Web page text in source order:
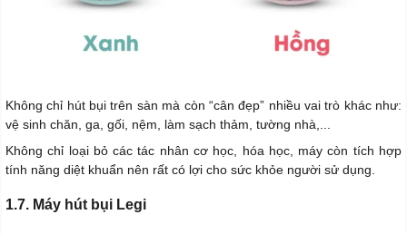
Không chỉ hút bụi trên sàn mà còn “cân đẹp” nhiều vai trò khác như:
vệ sinh chăn, ga, gối, nệm, làm sạch thảm, tường nhà,...
Không chỉ loại bỏ các tác nhân cơ học, hóa học, máy còn tích hợp
tính năng diệt khuẩn nên rất có lợi cho sức khỏe người sử dụng.
1.7. Máy hút bụi Legi